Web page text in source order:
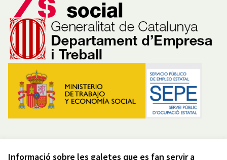
Informació sobre les galetes que es fan servir a